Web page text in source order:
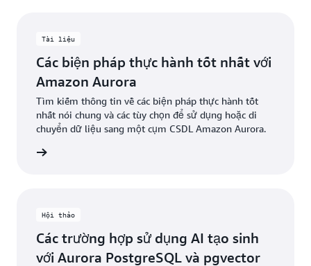
Tài liệu
Các biện pháp thực hành tốt nhất với
Amazon Aurora
Tìm kiếm thông tin về các biện pháp thực hành tốt
nhất nói chung và các tùy chọn để sử dụng hoặc di
chuyển dữ liệu sang một cụm CSDL Amazon Aurora.
Hội thảo
Các trường hợp sử dụng AI tạo sinh
với Aurora PostgreSQL và pgvector